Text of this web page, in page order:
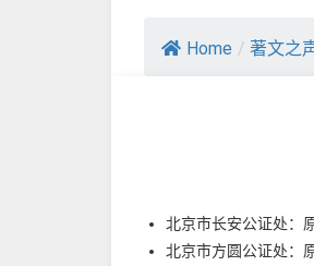
Home / 著文之
北京市长安公证处：
北京市方圆公证处：